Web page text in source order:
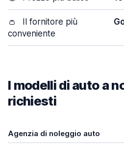
👛
Il fornitore più
conveniente
I modelli di auto a
richiesti
Agenzia di noleggio auto